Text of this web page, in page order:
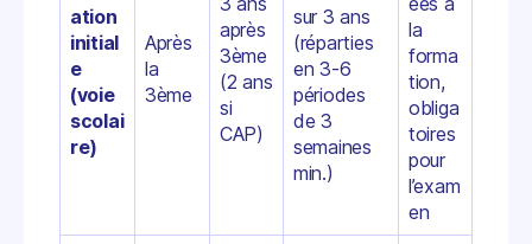
ation
initial
e
(voie
scolai
re)
Après
la
3ème
après
3ème
(2 ans
si
CAP)
sur 3 ans
(réparties
en 3-6
périodes
de 3
semaines
min.)
la
forma
tion,
obliga
toires
pour
l’exam
en